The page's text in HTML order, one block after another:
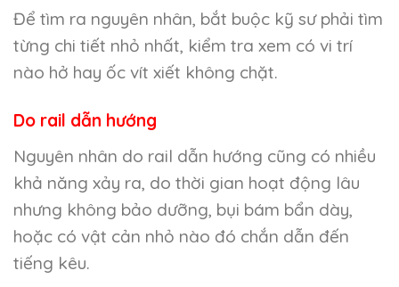
Để tìm ra nguyên nhân, bắt buộc kỹ sư phải tìm
từng chi tiết nhỏ nhất, kiểm tra xem có vi trí
nào hở hay ốc vít xiết không chặt.
Do rail dẫn hướng
Nguyên nhân do rail dẫn hướng cũng có nhiều
khả năng xảy ra, do thời gian hoạt động lâu
nhưng không bảo dưỡng, bụi bám bẩn dày,
hoặc có vật cản nhỏ nào đó chắn dẫn đến
tiếng kêu.